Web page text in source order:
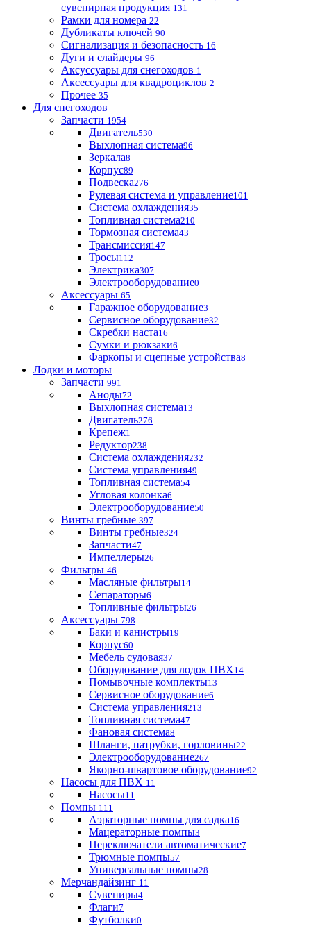
сувенирная продукция 131
Рамки для номера 22
Дубликаты ключей 90
Сигнализация и безопасность 16
Дуги и слайдеры 96
Аксуссуары для снегоходов 1
Аксессуары для квадроциклов 2
Прочее 35
Для снегоходов
Запчасти 1954
Двигатель530
Выхлопная система96
Зеркала8
Корпус89
Подвеска276
Рулевая система и управление101
Система охлаждения35
Топливная система210
Тормозная система43
Трансмиссия147
Тросы112
Электрика307
Электрооборудование0
Аксессуары 65
Гаражное оборудование3
Сервисное оборудование32
Скребки наста16
Сумки и рюкзаки6
Фаркопы и сцепные устройства8
Лодки и моторы
Запчасти 991
Аноды72
Выхлопная система13
Двигатель276
Крепеж1
Редуктор238
Система охлаждения232
Система управления49
Топливная система54
Угловая колонка6
Электрооборудование50
Винты гребные 397
Винты гребные324
Запчасти47
Импеллеры26
Фильтры 46
Масляные фильтры14
Сепараторы6
Топливные фильтры26
Аксессуары 798
Баки и канистры19
Корпус60
Мебель судовая37
Оборудование для лодок ПВХ14
Помывочные комплекты13
Сервисное оборудование6
Система управления213
Топливная система47
Фановая система8
Шланги, патрубки, горловины22
Электрооборудование267
Якорно-швартовое оборудование92
Насосы для ПВХ 11
Насосы11
Помпы 111
Аэраторные помпы для садка16
Мацераторные помпы3
Переключатели автоматические7
Трюмные помпы57
Универсальные помпы28
Мерчандайзинг 11
Сувениры4
Флаги7
Футболки0